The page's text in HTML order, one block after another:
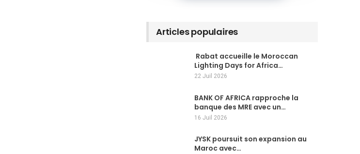
Articles populaires
Rabat accueille le Moroccan
Lighting Days for Africa…
22 Juil 2026
BANK OF AFRICA rapproche la
banque des MRE avec un…
16 Juil 2026
JYSK poursuit son expansion au
Maroc avec…